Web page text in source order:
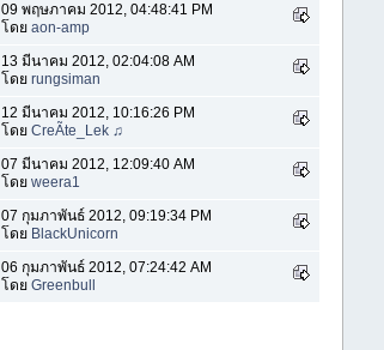
09 พฤษภาคม 2012, 04:48:41 PM
โดย aon-amp
13 มีนาคม 2012, 02:04:08 AM
โดย rungsiman
12 มีนาคม 2012, 10:16:26 PM
โดย CreÃte_Lek ♫
07 มีนาคม 2012, 12:09:40 AM
โดย weera1
07 กุมภาพันธ์ 2012, 09:19:34 PM
โดย BlackUnicorn
06 กุมภาพันธ์ 2012, 07:24:42 AM
โดย Greenbull